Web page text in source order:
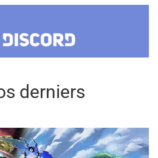
derniers